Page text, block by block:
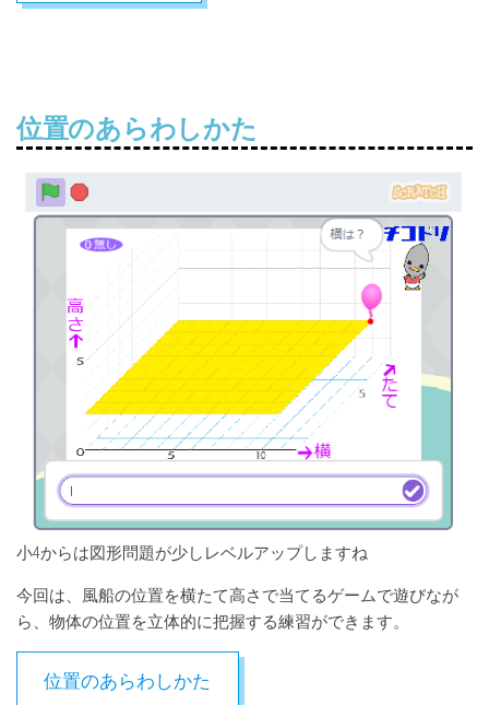
位置のあらわしかた
小4からは図形問題が少しレベルアップしますね
今回は、風船の位置を横たて高さで当てるゲームで遊びなが
ら、物体の位置を立体的に把握する練習ができます。
位置のあらわしかた